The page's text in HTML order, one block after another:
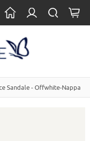
Sandale - Offwhite-Nappa